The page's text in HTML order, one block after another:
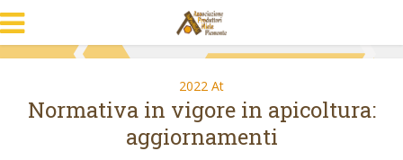
2022 At
Normativa in vigore in apicoltura:
aggiornamenti